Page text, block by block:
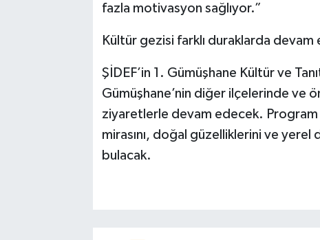
fazla motivasyon sağlıyor.”
Kültür gezisi farklı duraklarda devam
ŞİDEF’in 1. Gümüşhane Kültür ve
Gümüşhane’nin diğer ilçelerinde ve
ziyaretlerle devam edecek. Program
mirasını, doğal güzelliklerini ve yerel
bulacak.